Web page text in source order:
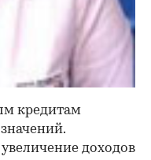
кредитам
доходов